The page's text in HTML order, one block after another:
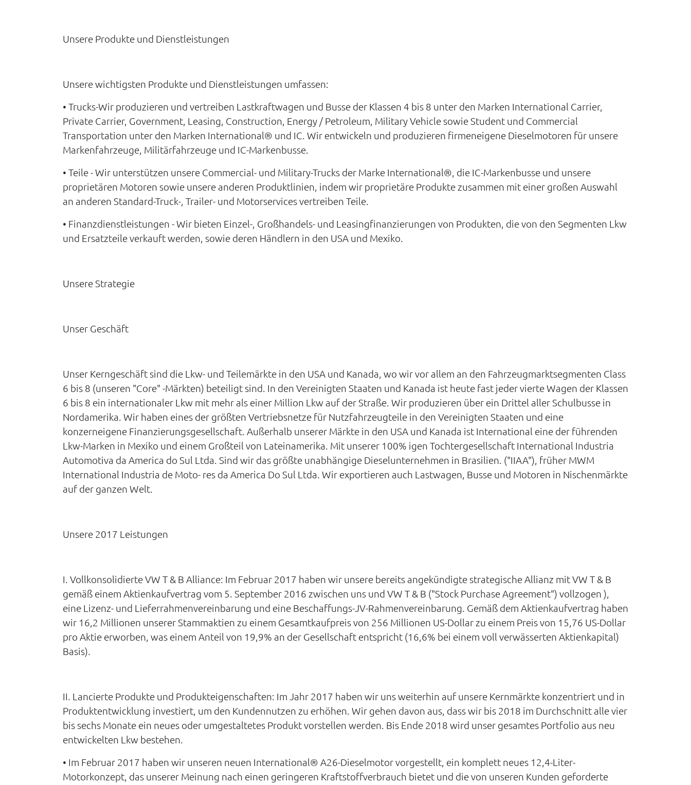
Unsere Produkte und Dienstleistungen
Unsere wichtigsten Produkte und Dienstleistungen umfassen:
• Trucks-Wir produzieren und vertreiben Lastkraftwagen und Busse der Klassen 4 bis 8 unter den Marken International Carrier,
Private Carrier, Government, Leasing, Construction, Energy / Petroleum, Military Vehicle sowie Student und Commercial
Transportation unter den Marken International® und IC. Wir entwickeln und produzieren firmeneigene Dieselmotoren für unsere
Markenfahrzeuge, Militärfahrzeuge und IC-Markenbusse.
• Teile - Wir unterstützen unsere Commercial- und Military-Trucks der Marke International®, die IC-Markenbusse und unsere
proprietären Motoren sowie unsere anderen Produktlinien, indem wir proprietäre Produkte zusammen mit einer großen Auswahl
an anderen Standard-Truck-, Trailer- und Motorservices vertreiben Teile.
• Finanzdienstleistungen - Wir bieten Einzel-, Großhandels- und Leasingfinanzierungen von Produkten, die von den Segmenten Lkw
und Ersatzteile verkauft werden, sowie deren Händlern in den USA und Mexiko.
Unsere Strategie
Unser Geschäft
Unser Kerngeschäft sind die Lkw- und Teilemärkte in den USA und Kanada, wo wir vor allem an den Fahrzeugmarktsegmenten Class
6 bis 8 (unseren "Core" -Märkten) beteiligt sind. In den Vereinigten Staaten und Kanada ist heute fast jeder vierte Wagen der Klassen
6 bis 8 ein internationaler Lkw mit mehr als einer Million Lkw auf der Straße. Wir produzieren über ein Drittel aller Schulbusse in
Nordamerika. Wir haben eines der größten Vertriebsnetze für Nutzfahrzeugteile in den Vereinigten Staaten und eine
konzerneigene Finanzierungsgesellschaft. Außerhalb unserer Märkte in den USA und Kanada ist International eine der führenden
Lkw-Marken in Mexiko und einem Großteil von Lateinamerika. Mit unserer 100% igen Tochtergesellschaft International Industria
Automotiva da America do Sul Ltda. Sind wir das größte unabhängige Dieselunternehmen in Brasilien. ("IIAA"), früher MWM
International Industria de Moto- res da America Do Sul Ltda. Wir exportieren auch Lastwagen, Busse und Motoren in Nischenmärkte
auf der ganzen Welt.
Unsere 2017 Leistungen
I. Vollkonsolidierte VW T & B Alliance: Im Februar 2017 haben wir unsere bereits angekündigte strategische Allianz mit VW T & B
gemäß einem Aktienkaufvertrag vom 5. September 2016 zwischen uns und VW T & B ("Stock Purchase Agreement") vollzogen ),
eine Lizenz- und Lieferrahmenvereinbarung und eine Beschaffungs-JV-Rahmenvereinbarung. Gemäß dem Aktienkaufvertrag haben
wir 16,2 Millionen unserer Stammaktien zu einem Gesamtkaufpreis von 256 Millionen US-Dollar zu einem Preis von 15,76 US-Dollar
pro Aktie erworben, was einem Anteil von 19,9% an der Gesellschaft entspricht (16,6% bei einem voll verwässerten Aktienkapital)
Basis).
II. Lancierte Produkte und Produkteigenschaften: Im Jahr 2017 haben wir uns weiterhin auf unsere Kernmärkte konzentriert und in
Produktentwicklung investiert, um den Kundennutzen zu erhöhen. Wir gehen davon aus, dass wir bis 2018 im Durchschnitt alle vier
bis sechs Monate ein neues oder umgestaltetes Produkt vorstellen werden. Bis Ende 2018 wird unser gesamtes Portfolio aus neu
entwickelten Lkw bestehen.
• Im Februar 2017 haben wir unseren neuen International® A26-Dieselmotor vorgestellt, ein komplett neues 12,4-Liter-
Motorkonzept, das unserer Meinung nach einen geringeren Kraftstoffverbrauch bietet und die von unseren Kunden geforderte